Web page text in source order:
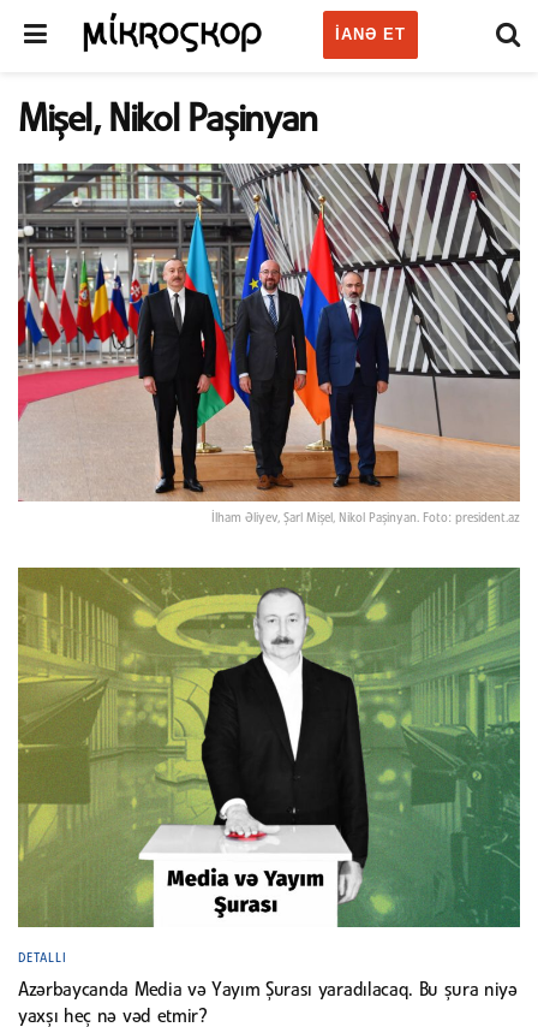
IANƏ ET
Mişel, Nikol Paşinyan
İlham Əliyev, Şarl Mişel, Nikol Paşinyan. Foto: president.az
DETALLI
Azərbaycanda Media və Yayım Şurası yaradılacaq. Bu şura niyə
yaxşı heç nə vəd etmir?